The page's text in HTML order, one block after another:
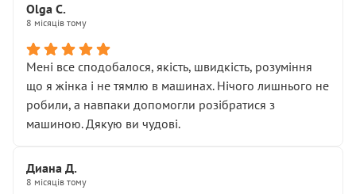
Стосовно комунікації - все добре
Olga С.
8 місяців тому
Мені все сподобалося, якість, швидкість, розуміння
що я жінка і не тямлю в машинах. Нічого лишнього не
робили, а навпаки допомогли розібратися з
машиною. Дякую ви чудові.
Диана Д.
8 місяців тому